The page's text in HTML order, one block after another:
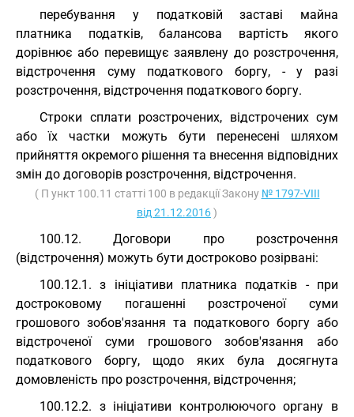
перебування у податковій заставі майна
платника податків, балансова вартість якого
дорівнює або перевищує заявлену до розстрочення,
відстрочення суму податкового боргу, - у разі
розстрочення, відстрочення податкового боргу.
Строки сплати розстрочених, відстрочених сум
або їх частки можуть бути перенесені шляхом
прийняття окремого рішення та внесення відповідних
змін до договорів розстрочення, відстрочення.
( П ункт 100.11 статті 100 в редакції Закону № 1797-VIII
від 21.12.2016)
100.12. Договори про розстрочення
(відстрочення) можуть бути достроково розірвані:
100.12.1. з ініціативи платника податків - при
достроковому погашенні розстроченої суми
грошового зобов'язання та податкового боргу або
відстроченої суми грошового зобов'язання або
податкового боргу, щодо яких була досягнута
домовленість про розстрочення, відстрочення;
100.12.2. з ініціативи контролюючого органу в